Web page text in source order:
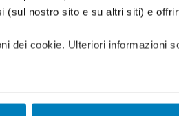
(sul nostro sito e su altri siti) e
dei cookie. Ulteriori informazioni